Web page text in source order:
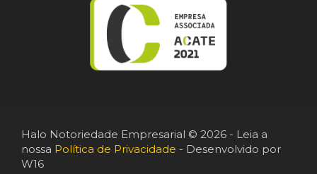
Halo Notoriedade Empresarial © 2026 - Leia a
nossa Política de Privacidade - Desenvolvido por
W16